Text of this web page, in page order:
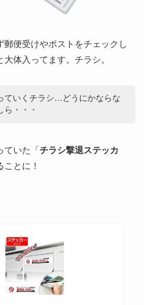
郵便受けやポストをチェックし
大体入ってます。チラシ。
ていくチラシ…どうにかならな
ら・・・
ていた「 チラシ撃退ステッカ
ことに！